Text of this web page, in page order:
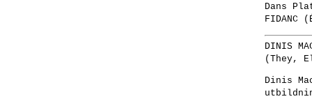
Dans
FIDANC
DINIS
(They,
Dinis